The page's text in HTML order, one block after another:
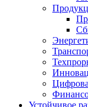
Устойчивое